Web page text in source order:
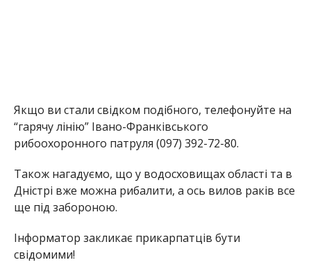
Якщо ви стали свідком подібного, телефонуйте на
“гарячу лінію” Івано-Франківського
рибоохоронного патруля (097) 392-72-80.
Також нагадуємо, що у водосховищах області та в
Дністрі вже можна рибалити, а ось вилов раків все
ще під забороною.
Інформатор закликає прикарпатців бути
свідомими!